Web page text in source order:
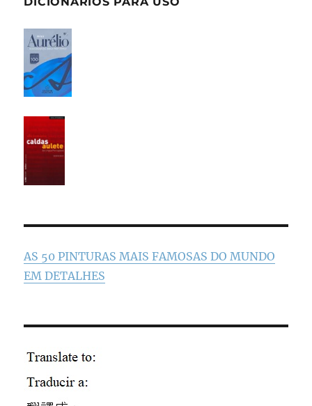
AS 50 PINTURAS MAIS FAMOSAS DO MUNDO
EM DETALHES